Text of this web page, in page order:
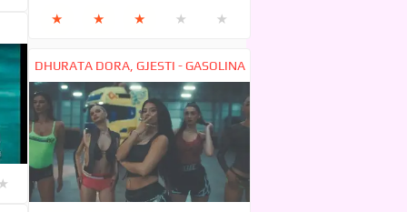
★ ★ ★ ★ ★
DHURATA DORA, GJESTI - GASOLINA